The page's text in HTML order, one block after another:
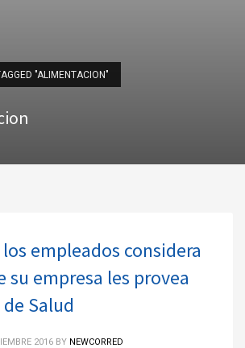
"ALIMENTACION"
los empleados considera
su empresa les provea
Salud
2016 BY NEWCORRED